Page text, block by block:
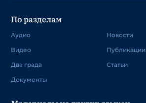
По разделам
Аудио
Видео
Два града
Документы
Новости
Публикации
Статьи